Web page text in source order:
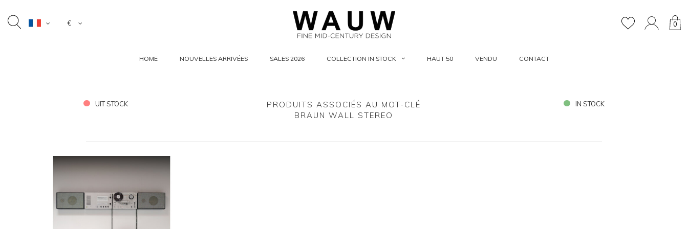
€ 0
HOME NOUVELLES ARRIVÉES SALES 2026 COLLECTION IN STOCK HAUT 50 VENDU CONTACT
UIT STOCK
PRODUITS ASSOCIÉS AU MOT-CLÉ
BRAUN WALL STEREO
IN STOCK